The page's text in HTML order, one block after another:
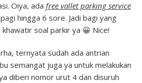
Oiya, ada free vallet parking service
hingga 6 sore. Jadi bagi yang
soal parkir ya 😀 Nice!
ternyata sudah ada antrian
semangat juga ya untuk melakukan
diberi nomor urut 4 dan disuruh